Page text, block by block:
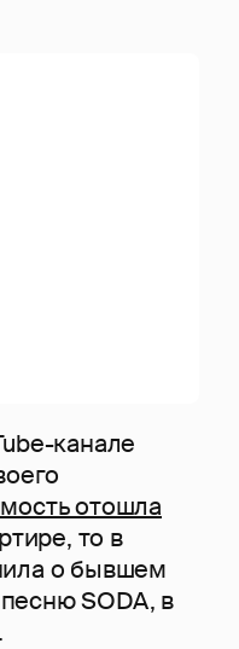
канале
отошла
то в
о бывшем
SODA, в